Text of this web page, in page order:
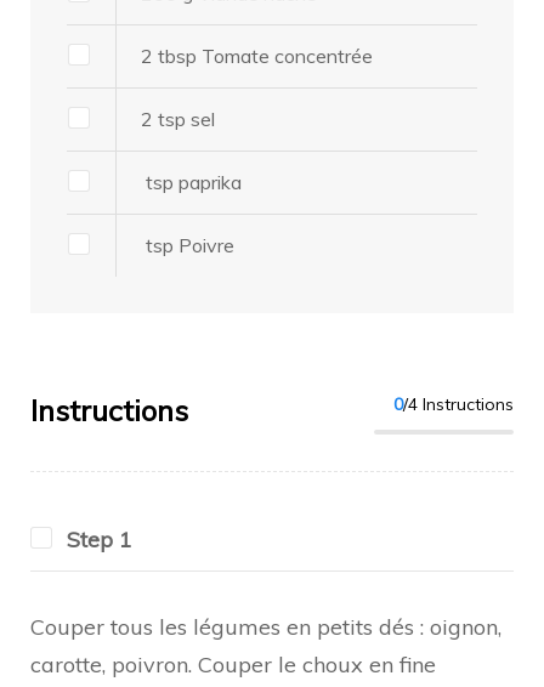
2 tbsp Tomate concentrée
2 tsp sel
tsp paprika
tsp Poivre
Instructions 0/4 Instructions
Step 1
Couper tous les légumes en petits dés : oignon,
carotte, poivron. Couper le choux en fine